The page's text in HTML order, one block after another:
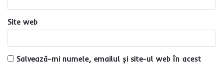
Site web
Salvează-mi numele, emailul și site-ul web în acest